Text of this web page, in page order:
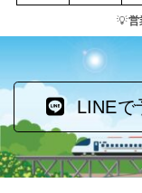
💡営
LINEで